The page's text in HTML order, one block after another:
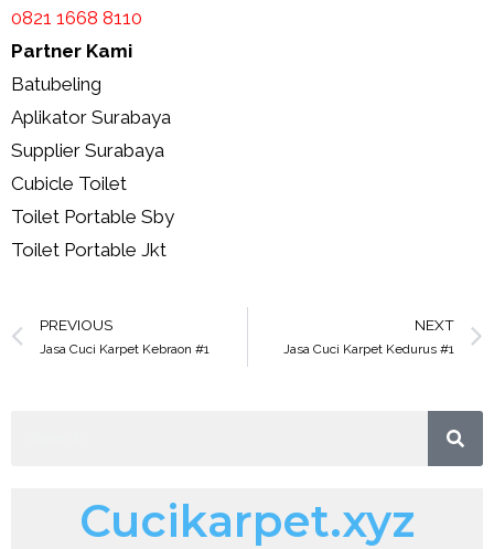
0821 1668 8110
Partner Kami
Batubeling
Aplikator Surabaya
Supplier Surabaya
Cubicle Toilet
Toilet Portable Sby
Toilet Portable Jkt
PREVIOUS
Jasa Cuci Karpet Kebraon #1
NEXT
Jasa Cuci Karpet Kedurus #1
Cucikarpet.xyz